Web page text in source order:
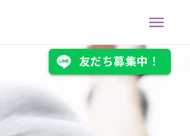
友だち募集中！